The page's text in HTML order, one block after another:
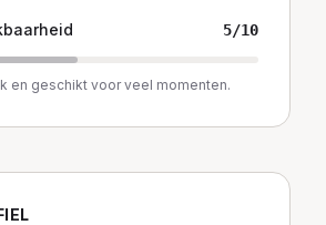
5/10
en geschikt voor veel momenten.